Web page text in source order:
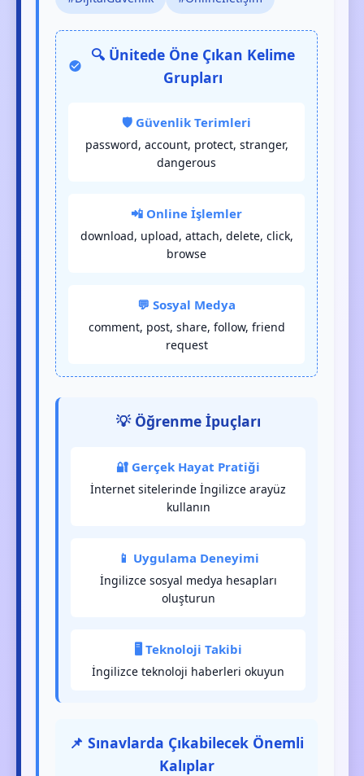
🔍 Ünitede Öne Çıkan Kelime
Grupları
🛡️ Güvenlik Terimleri
password, account, protect, stranger,
dangerous
📲 Online İşlemler
download, upload, attach, delete, click,
browse
💬 Sosyal Medya
comment, post, share, follow, friend
request
💡 Öğrenme İpuçları
🔐 Gerçek Hayat Pratiği
İnternet sitelerinde İngilizce arayüz
kullanın
📱 Uygulama Deneyimi
İngilizce sosyal medya hesapları
oluşturun
🖥️ Teknoloji Takibi
İngilizce teknoloji haberleri okuyun
📌 Sınavlarda Çıkabilecek Önemli
Kalıplar